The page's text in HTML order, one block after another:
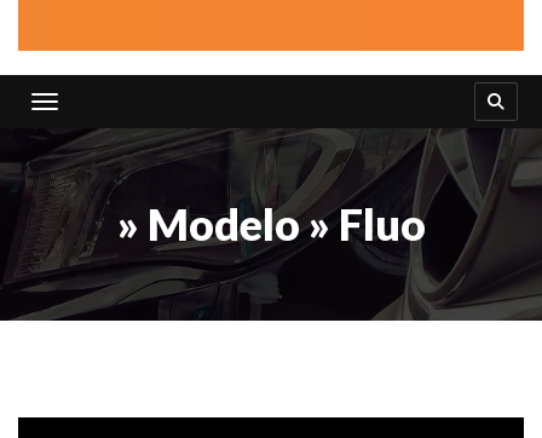
Toggle navigation
» Modelo » Fluo